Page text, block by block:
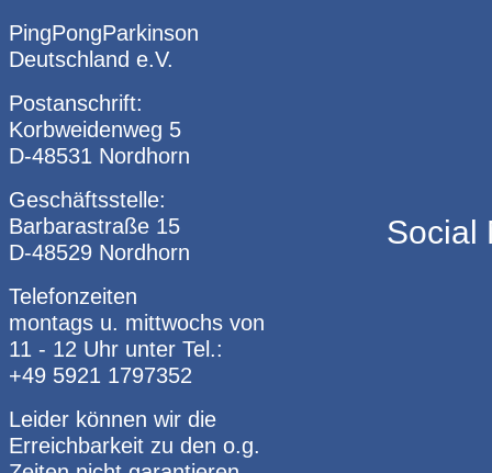
PingPongParkinson
Deutschland e.V.
Postanschrift:
Korbweidenweg 5
D-48531 Nordhorn
Geschäftsstelle:
Barbarastraße 15
D-48529 Nordhorn
Telefonzeiten
montags u. mittwochs von
11 - 12 Uhr unter Tel.:
+49 5921 1797352
Leider können wir die
Erreichbarkeit zu den o.g.
Social